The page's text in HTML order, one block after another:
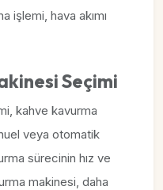
işlemi, hava akımı
Seçimi
kahve kavurma
veya otomatik
sürecinin hız ve
makinesi, daha